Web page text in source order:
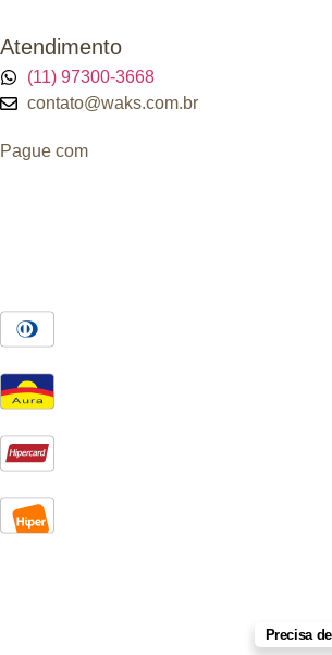
Atendimento
(11) 97300-3668
contato@waks.com.br
Pague com
Precisa